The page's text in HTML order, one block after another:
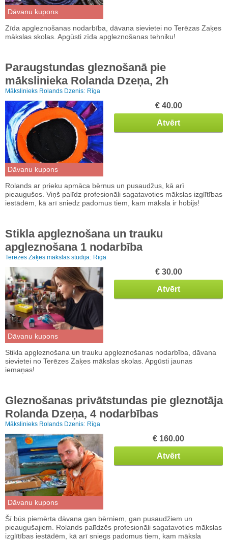
Dāvanu kupons
Zīda apgleznošanas nodarbība, dāvana sievietei no Terēzas Zaķes
mākslas skolas. Apgūsti zīda apgleznošanas tehniku!
Paraugstundas gleznošanā pie
mākslinieka Rolanda Dzeņa, 2h
Mākslinieks Rolands Dzenis: Rīga
Dāvanu kupons
€ 40.00
Atvērt
Rolands ar prieku apmāca bērnus un pusaudžus, kā arī
pieaugušos. Viņš palīdz profesionāli sagatavoties mākslas izglītības
iestādēm, kā arī sniedz padomus tiem, kam māksla ir hobijs!
Stikla apgleznošana un trauku
apgleznošana 1 nodarbība
Terēzes Zaķes mākslas studija: Rīga
Dāvanu kupons
€ 30.00
Atvērt
Stikla apgleznošana un trauku apgleznošanas nodarbība, dāvana
sievietei no Terēzes Zaķes mākslas skolas. Apgūsti jaunas
iemaņas!
Gleznošanas privātstundas pie gleznotāja
Rolanda Dzeņa, 4 nodarbības
Mākslinieks Rolands Dzenis: Rīga
Dāvanu kupons
€ 160.00
Atvērt
Šī būs piemērta dāvana gan bērniem, gan pusaudžiem un
pieaugušajiem. Rolands palīdzēs profesionāli sagatavoties mākslas
izglītības iestādēm, kā arī sniegs padomus tiem, kam māksla